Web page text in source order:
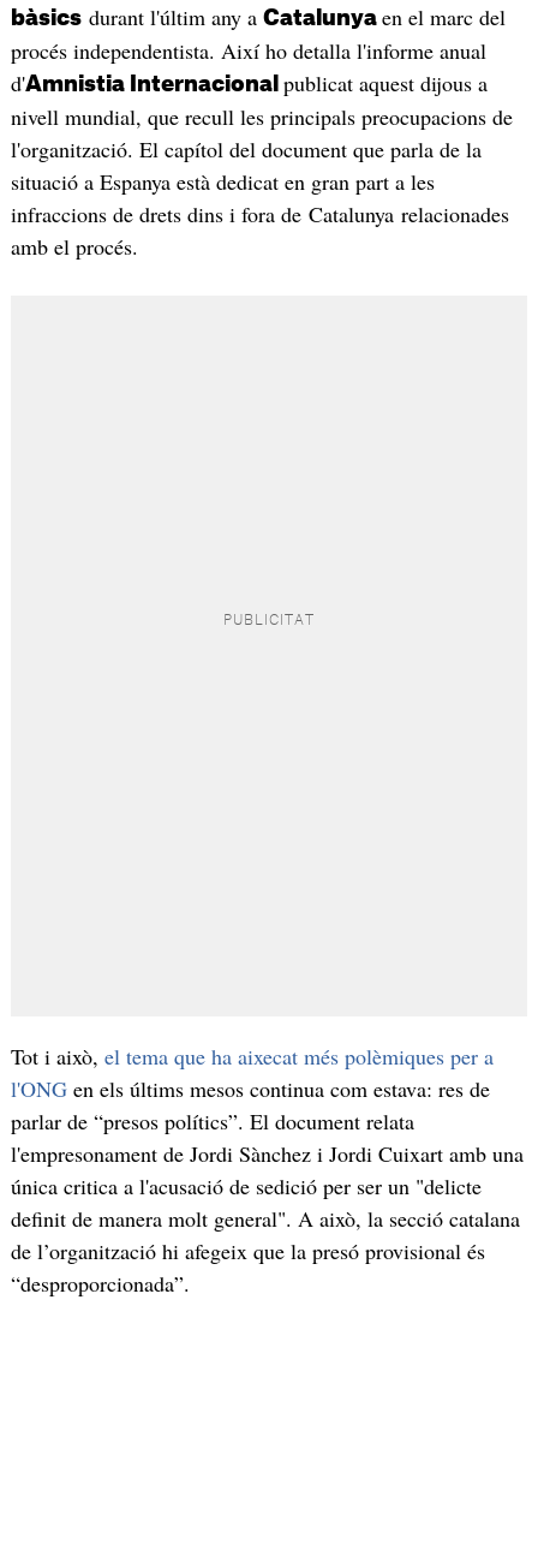
bàsicsdurant l'últim any a Catalunya en el marc del
procés independentista. Així ho detalla l'informe anual
d'Amnistia Internacional publicat aquest dijous a
nivell mundial, que recull les principals preocupacions de
l'organització. El capítol del document que parla de la
situació a Espanya està dedicat en gran part a les
infraccions de drets dins i fora de Catalunya relacionades
amb el procés.
Tot i això, el tema que ha aixecat més polèmiques per a
l'ONGen els últims mesos continua com estava: res de
parlar de “presos polítics”. El document relata
l'empresonament de Jordi Sànchez i Jordi Cuixart amb una
única critica a l'acusació de sedició per ser un "delicte
definit de manera molt general". A això, la secció catalana
de l’organització hi afegeix que la presó provisional és
“desproporcionada”.